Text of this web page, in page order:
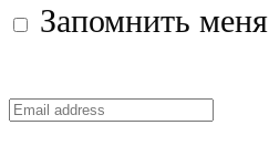
Запомнить меня